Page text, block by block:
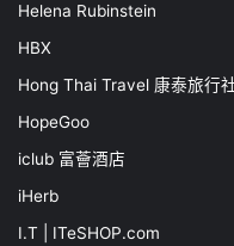
Helena Rubinstein
HBX
Hong Thai Travel 康泰旅行
HopeGoo
iclub 富薈酒店
iHerb
I.T | ITeSHOP.com